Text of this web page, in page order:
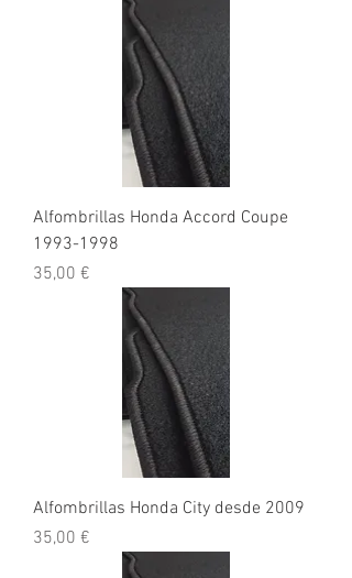
Alfombrillas Honda Accord Coupe
1993-1998
Precio
35,00 €
Alfombrillas Honda City desde 2009
Precio
35,00 €